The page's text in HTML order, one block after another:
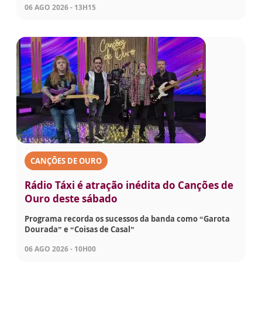
06 AGO 2026 - 13H15
CANÇÕES DE OURO
Rádio Táxi é atração inédita do Canções de
Ouro deste sábado
Programa recorda os sucessos da banda como “Garota
Dourada” e “Coisas de Casal”
06 AGO 2026 - 10H00